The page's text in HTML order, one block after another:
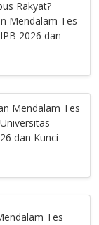
Rakyat?
Mendalam Tes
2026 dan
Mendalam Tes
dan Kunci
Tes